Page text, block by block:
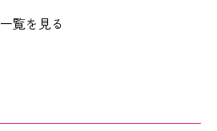
一覧を見る